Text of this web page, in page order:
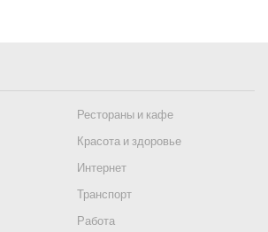
Рестораны и кафе
Красота и здоровье
Интернет
Транспорт
Работа